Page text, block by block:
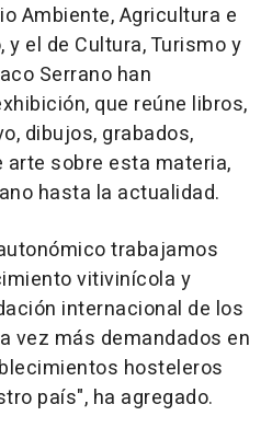
Ambiente, Agricultura e
y el de Cultura, Turismo y
Serrano han
que reúne libros,
dibujos, grabados,
sobre esta materia,
hasta la actualidad.
trabajamos
vitivinícola y
internacional de los
vez más demandados en
hosteleros
país", ha agregado.